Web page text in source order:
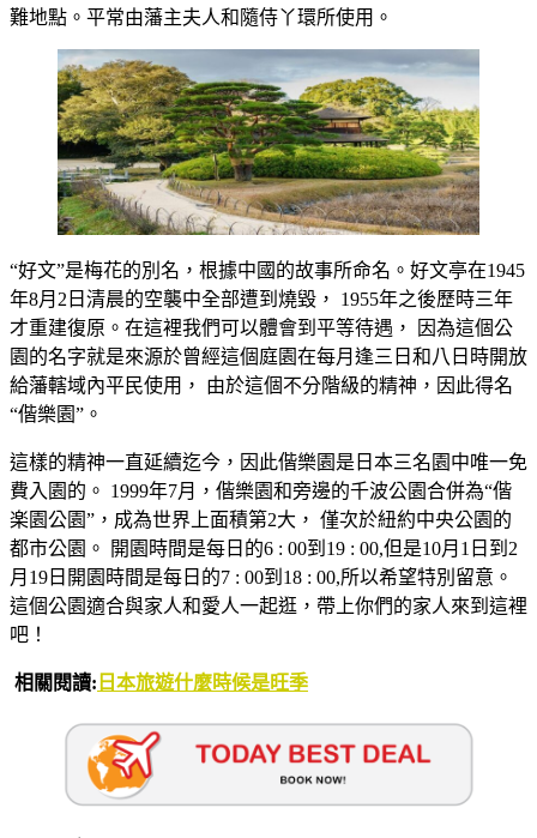
難地點。平常由藩主夫人和隨侍丫環所使用。
“好文”是梅花的別名，根據中國的故事所命名。好文亭在1945
年8月2日清晨的空襲中全部遭到燒毀， 1955年之後歷時三年
才重建復原。在這裡我們可以體會到平等待遇， 因為這個公
園的名字就是來源於曾經這個庭園在每月逢三日和八日時開放
給藩轄域內平民使用， 由於這個不分階級的精神，因此得名
“偕樂園”。
這樣的精神一直延續迄今，因此偕樂園是日本三名園中唯一免
費入園的。 1999年7月，偕樂園和旁邊的千波公園合併為“偕
楽園公園”，成為世界上面積第2大， 僅次於紐約中央公園的
都市公園。 開園時間是每日的6 : 00到19 : 00,但是10月1日到2
月19日開園時間是每日的7 : 00到18 : 00,所以希望特別留意。
這個公園適合與家人和愛人一起逛，帶上你們的家人來到這裡
吧！
相關閱讀: 日本旅遊什麼時候是旺季